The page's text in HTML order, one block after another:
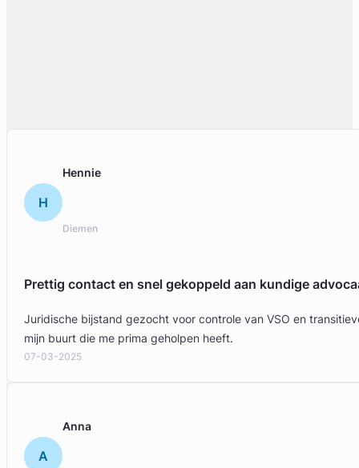
Gratis intake
Diesfeldt Advocaten
Letselschade Advocaat
H
Hennie
Diemen
Prettig contact en snel gekoppeld aan kundige
Juridische bijstand gezocht voor controle van VSO en
mijn buurt die me prima geholpen heeft.
07-03-2025
A
Anna